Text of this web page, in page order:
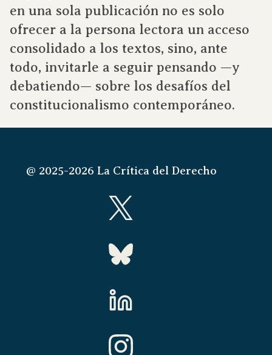
en una sola publicación no es solo
ofrecer a la persona lectora un acceso
consolidado a los textos, sino, ante
todo, invitarle a seguir pensando —y
debatiendo— sobre los desafíos del
constitucionalismo contemporáneo.
@ 2025-2026 La Crítica del Derecho